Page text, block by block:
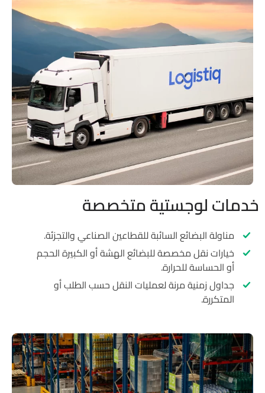
لوجستية متخصصة
مناولة البضائع السائبة للقطاعين الصناعي والتجزئة.
خيارات نقل مخصصة للبضائع الهشة أو الكبيرة الحجم
أو الحساسة للحرارة.
جداول زمنية مرنة لعمليات النقل حسب الطلب أو
المتكررة.